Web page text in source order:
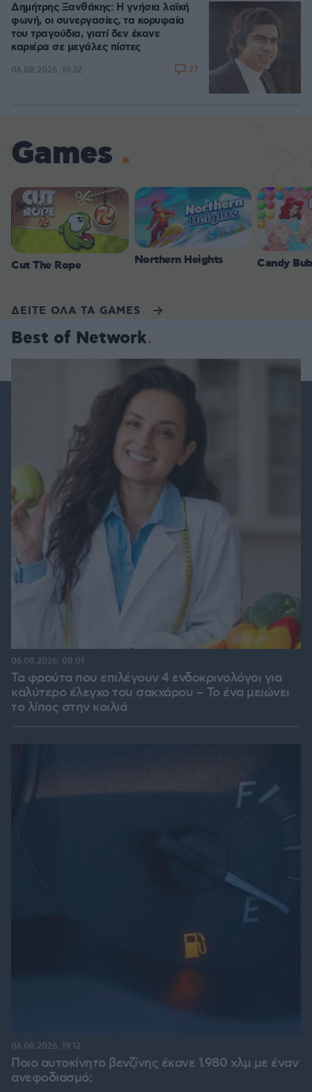
Δημήτρης Ξανθάκης: Η γνήσια λαϊκή
φωνή, οι συνεργασίες, τα κορυφαία
του τραγούδια, γιατί δεν έκανε
καριέρα σε μεγάλες πίστες
06.08.2026, 16:32 27
Games
Cut The Rope Northern Heights Candy
ΔΕΙΤΕ ΟΛΑ ΤΑ GAMES
Best of Network
Τα φρούτα που επιλέγουν 4 ενδοκρινολόγοι για
καλύτερο έλεγχο του σακχάρου – Το ένα μειώνει
το λίπος στην κοιλιά
06.08.2026, 08:01
Ποιο αυτοκίνητο βενζίνης έκανε 1.980 χλμ με έναν
ανεφοδιασμό;
06.08.2026, 19:12